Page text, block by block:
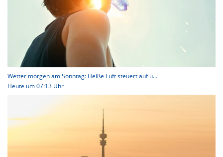
Wetter morgen am Sonntag: Heiße Luft steuert auf u...
Heute um 07:13 Uhr